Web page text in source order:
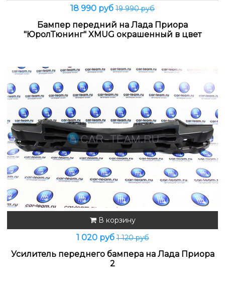
18 990 руб 19 990 руб
Бампер передний на Лада Приора
"ЮролТюнинг" XMUG окрашенный в цвет
В корзину
1 020 руб1 120 руб
Усилитель переднего бампера на Лада Приора
2